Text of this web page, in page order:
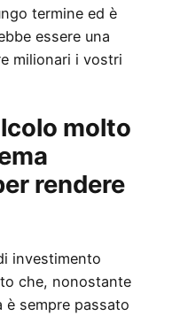
termine ed è
essere una
milionari i vostri
molto
rendere
investimento
che, nonostante
è sempre passato